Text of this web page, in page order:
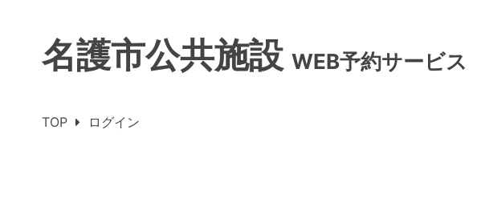
名護市公共施設 WEB予約サービス
TOP ログイン